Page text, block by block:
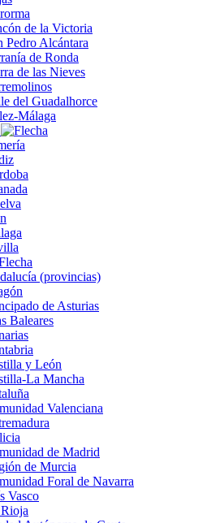
de la Victoria
Pedro Alcántara
de Ronda
de las Nieves
del Guadalhorce
Málaga
(provincias)
de Asturias
Baleares
y León
La Mancha
Valenciana
de Madrid
de Murcia
Foral de Navarra
Vasco